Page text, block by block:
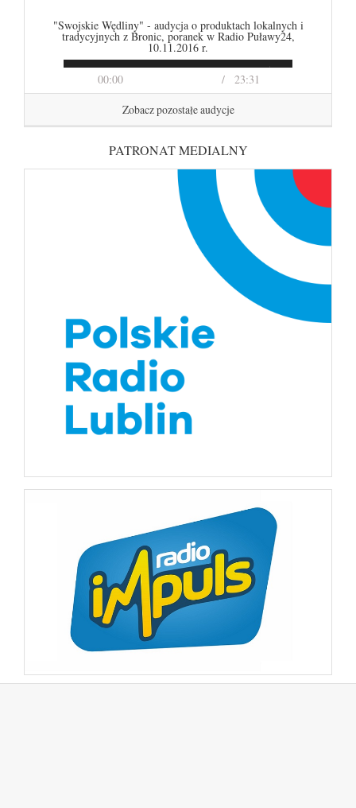
00:00 23:31
"Swojskie Wędliny" - audycja o produktach lokalnych i
tradycyjnych z Bronic, poranek w Radio Puławy24,
10.11.2016 r.
Zobacz pozostałe audycje
PATRONAT MEDIALNY